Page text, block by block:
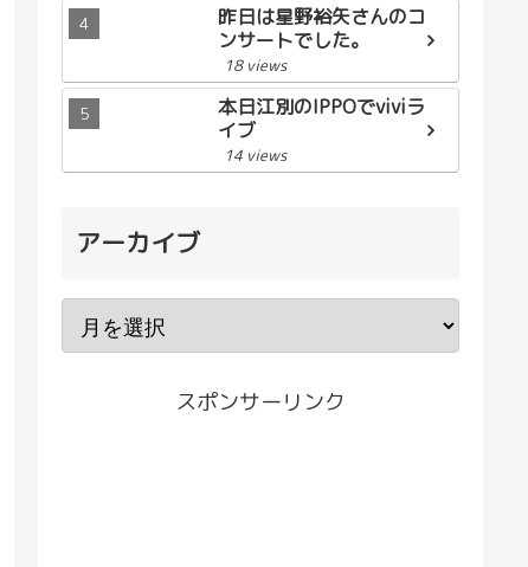
昨日は星野裕矢さんのコ
ンサートでした。
18 views
本日江別のIPPOでviviラ
イブ
14 views
アーカイブ
スポンサーリンク